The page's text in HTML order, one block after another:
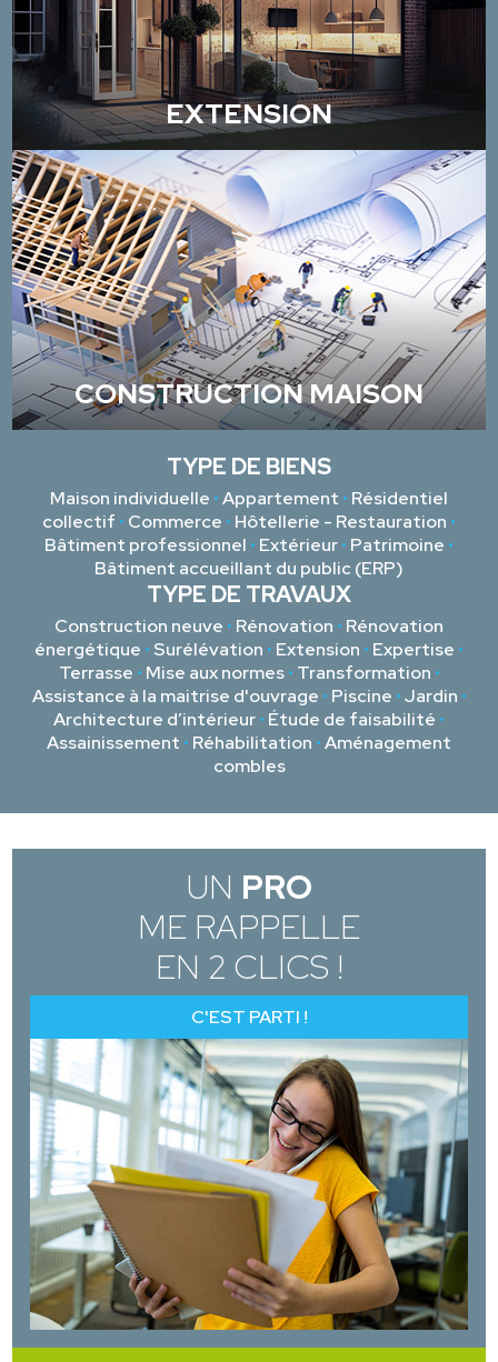
EXTENSION
CONSTRUCTION MAISON
TYPE DE BIENS
Maison individuelle •Appartement • Résidentiel
collectif • Commerce • Hôtellerie - Restauration •
Bâtiment professionnel • Extérieur• Patrimoine •
Bâtiment accueillant du public (ERP)
TYPE DE TRAVAUX
Construction neuve • Rénovation • Rénovation
énergétique • Surélévation • Extension • Expertise •
Terrasse • Mise aux normes • Transformation •
Assistance à la maitrise d'ouvrage • Piscine •Jardin •
Architecture d’intérieur• Étude de faisabilité •
Assainissement • Réhabilitation •Aménagement
combles
UN PRO
ME RAPPELLE
EN 2 CLICS !
C'EST PARTI !